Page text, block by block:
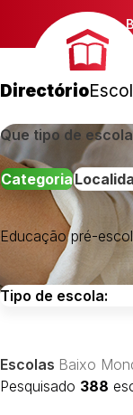
Directório
Que tipo de
Categoria
Educação pré-
Escolas Baixo
Pesquisado 388